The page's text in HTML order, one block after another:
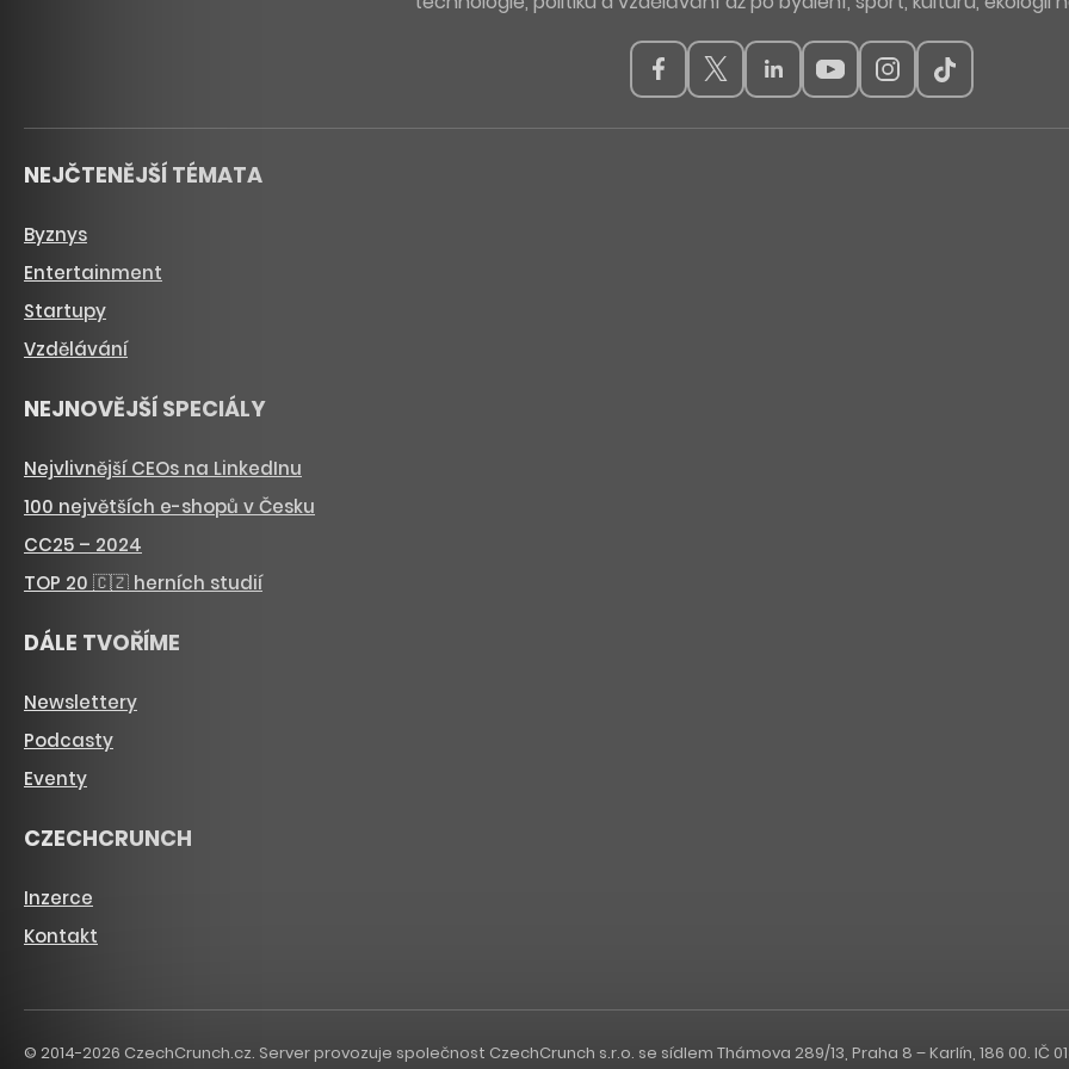
NEJČTENĚJŠÍ TÉMATA
Byznys
Entertainment
Startupy
Vzdělávání
NEJNOVĚJŠÍ SPECIÁLY
Nejvlivnější CEOs na LinkedInu
100 největších e-shopů v Česku
CC25 – 2024
TOP 20 🇨🇿 herních studií
DÁLE TVOŘÍME
Newslettery
Podcasty
Eventy
CZECHCRUNCH
Inzerce
Kontakt
© 2014-2026 CzechCrunch.cz. Server provozuje společnost CzechCrunch s.r.o. se sídlem Thámova 289/13, Praha 8 – Karlín, 186 00. IČ